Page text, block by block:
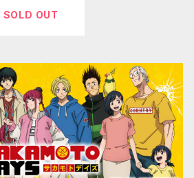
SOLD OUT